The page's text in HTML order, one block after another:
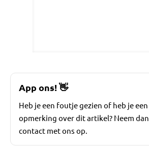
App ons!👋
Heb je een foutje gezien of heb je een
opmerking over dit artikel? Neem dan
contact met ons op.